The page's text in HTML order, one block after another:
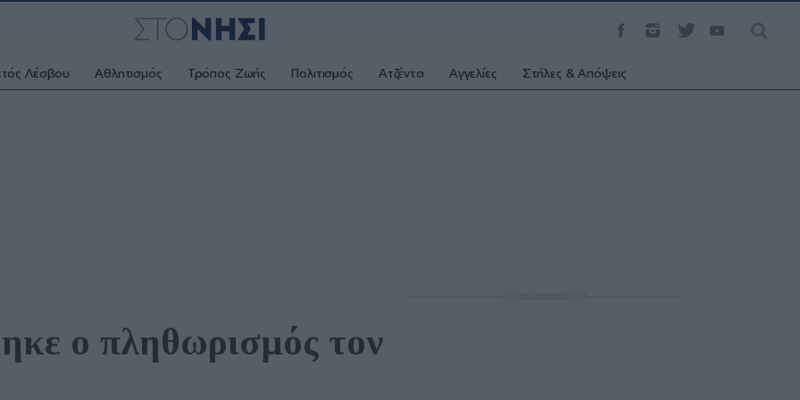
Λέσβου Αθλητισμός Τρόπος Ζωής Πολιτισμός Ατζέντα Αγγελίες Στήλες & Απόψεις
ο πληθωρισμός τον